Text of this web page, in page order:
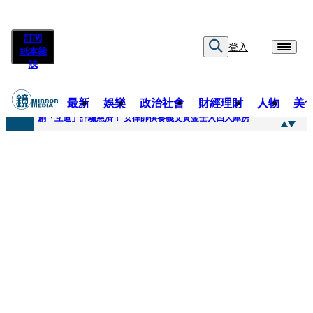
訂閱
紙本雜
誌
登入
最新 娛樂 政治社會 財經理財 人物 美
快訊
創「互道」詐騙慈濟！ 女律師供養義父黃金全入四大庫房